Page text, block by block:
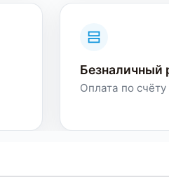
Безналичный
Оплата по